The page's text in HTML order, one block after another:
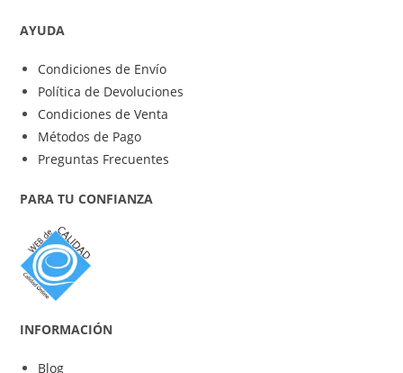
AYUDA
Condiciones de Envío
Política de Devoluciones
Condiciones de Venta
Métodos de Pago
Preguntas Frecuentes
PARA TU CONFIANZA
INFORMACIÓN
Blog